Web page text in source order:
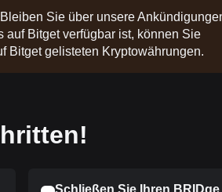
Sie über unsere
auf Bitget verfügbar ist, können Sie
Bitget gelisteten Kryptowährungen.
Schließen Sie Ihren BRIDge